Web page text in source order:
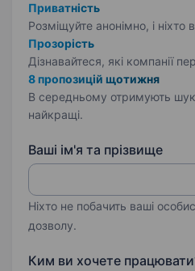
Приватність
Розміщуйте анонімно, і ніхто
Прозорість
Дізнавайтеся, які компанії
8 пропозицій щотижня
В середньому отримують
найкращі.
Ваші ім'я та прізвище
Ніхто не побачить ваші
дозволу.
Ким ви хочете